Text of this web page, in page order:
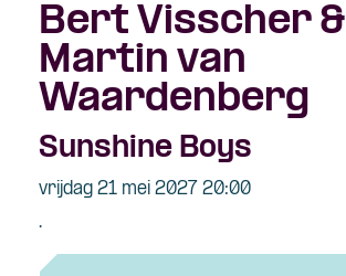
Bert Visscher &
Martin van
Waardenberg
Sunshine Boys
vrijdag 21 mei 2027 20:00
.